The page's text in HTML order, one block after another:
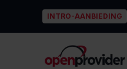
INTRO-AANBIEDING
OpenProvider